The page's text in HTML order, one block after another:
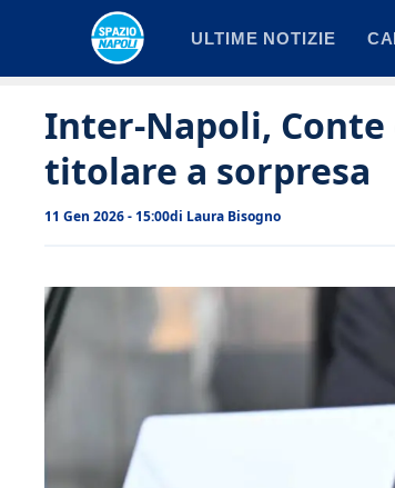
ULTIME NOTIZIE
Inter-Napoli,
titolare a sorpresa
11 Gen 2026 - 15:00di Laura Bisogno